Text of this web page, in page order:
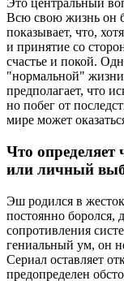
Это центральный
Всю свою жизнь он
показывает, что,
и принятие со
счастье и покой.
"нормальной" жизни
предполагает, что
но побег от
мире может
Что определяет
или личный
Эш родился в
постоянно боролся,
сопротивления
гениальный ум, он
Сериал оставляет
предопределен